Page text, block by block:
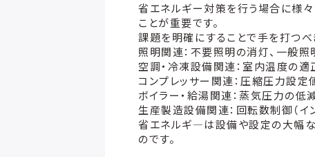
省エネルギー対策を行う場合に様
ことが重要です。
課題を明確にすることで手を打つべ
照明関連：不要照明の消灯、一般
空調・冷凍設備関連：室内温度の適
コンプレッサー関連：圧縮圧力設
ボイラー・給湯関連：蒸気圧力の低
生産製造設備関連：回転数制御（イ
省エネルギ―は設備や設定の大幅な
のです。